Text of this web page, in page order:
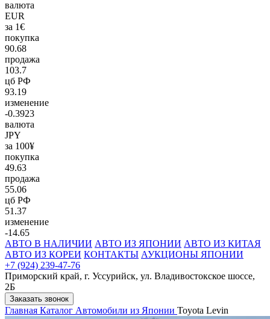
валюта
EUR
за 1€
покупка
90.68
продажа
103.7
цб РФ
93.19
изменение
-0.3923
валюта
JPY
за 100¥
покупка
49.63
продажа
55.06
цб РФ
51.37
изменение
-14.65
АВТО В НАЛИЧИИ АВТО ИЗ ЯПОНИИ АВТО ИЗ КИТАЯ
АВТО ИЗ КОРЕИ КОНТАКТЫ АУКЦИОНЫ ЯПОНИИ
+7 (924) 239-47-76
Приморский край, г. Уссурийск, ул. Владивостокское шоссе,
2Б
Заказать звонок
Главная Каталог Автомобили из Японии Toyota Levin